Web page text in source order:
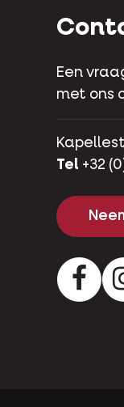
Een
met ons
Tel +32